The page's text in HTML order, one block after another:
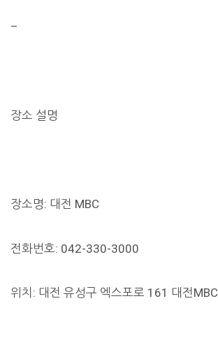
–
장소 설명
장소명: 대전 MBC
전화번호: 042-330-3000
위치: 대전 유성구 엑스포로 161 대전MBC